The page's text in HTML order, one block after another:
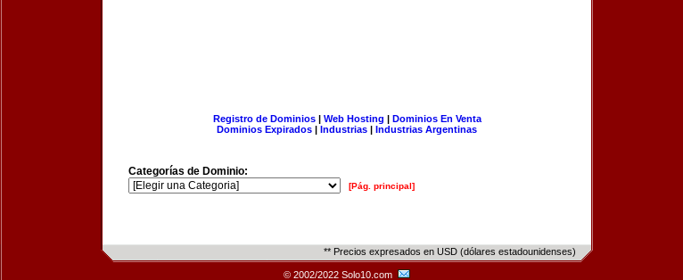
Registro de Dominios| Web Hosting | Dominios En Venta
Dominios Expirados | Industrias | Industrias Argentinas
Categorías de Dominio:
[Pág. principal]
** Precios expresados en USD (dólares estadounidenses)
© 2002/2022 Solo10.com